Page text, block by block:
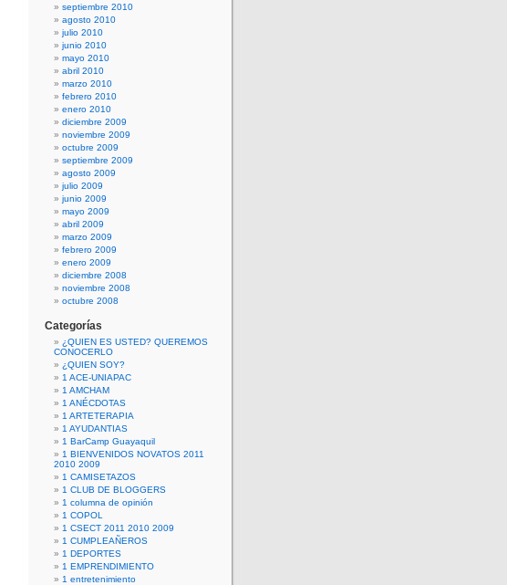
septiembre 2010
agosto 2010
julio 2010
junio 2010
mayo 2010
abril 2010
marzo 2010
febrero 2010
enero 2010
diciembre 2009
noviembre 2009
octubre 2009
septiembre 2009
agosto 2009
julio 2009
junio 2009
mayo 2009
abril 2009
marzo 2009
febrero 2009
enero 2009
diciembre 2008
noviembre 2008
octubre 2008
Categorías
¿QUIEN ES USTED? QUEREMOS
CONOCERLO
¿QUIEN SOY?
1 ACE-UNIAPAC
1 AMCHAM
1 ANÉCDOTAS
1 ARTETERAPIA
1 AYUDANTIAS
1 BarCamp Guayaquil
1 BIENVENIDOS NOVATOS 2011
2010 2009
1 CAMISETAZOS
1 CLUB DE BLOGGERS
1 columna de opinión
1 COPOL
1 CSECT 2011 2010 2009
1 CUMPLEAÑEROS
1 DEPORTES
1 EMPRENDIMIENTO
1 entretenimiento